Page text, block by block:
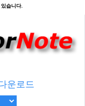
운로드